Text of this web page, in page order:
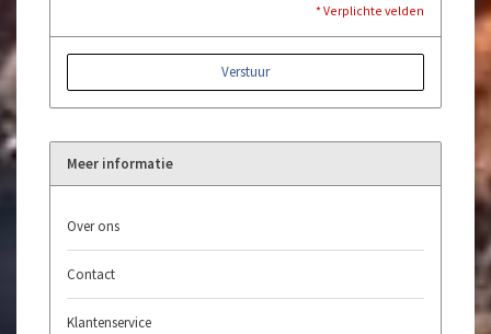
* Verplichte velden
Verstuur
Meer informatie
Over ons
Contact
Klantenservice